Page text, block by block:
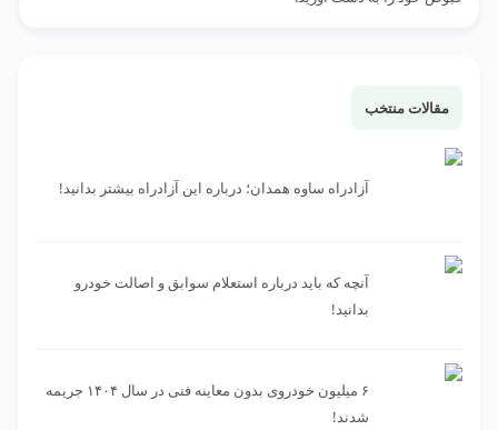
مقالات منتخب
آزادراه ساوه همدان؛ درباره این آزادراه بیشتر بدانید!
آنچه که باید درباره استعلام سوابق و اصالت خودرو
بدانید!
۶ میلیون خودروی بدون معاینه فنی در سال ۱۴۰۴ جریمه
شدند!